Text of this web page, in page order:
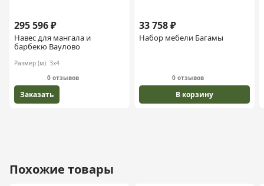
295 596 ₽
Навес для мангала и
барбекю Ваулово
Размер (м): 3х4
0 отзывов
Заказать
33 758 ₽
Набор мебели Багамы
0 отзывов
В корзину
Похожие товары